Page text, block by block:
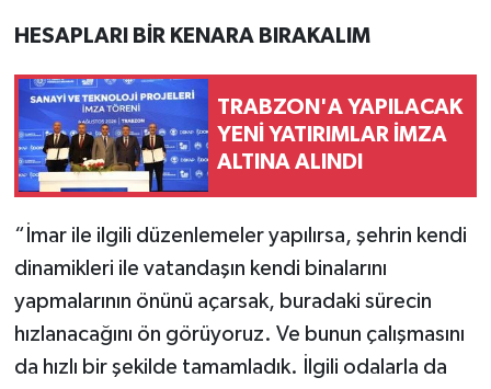
HESAPLARI BİR KENARA BIRAKALIM
TRABZON'A YAPILACAK
YENİ YATIRIMLAR İMZA
ALTINA ALINDI
“İmar ile ilgili düzenlemeler yapılırsa, şehrin kendi
dinamikleri ile vatandaşın kendi binalarını
yapmalarının önünü açarsak, buradaki sürecin
hızlanacağını ön görüyoruz. Ve bunun çalışmasını
da hızlı bir şekilde tamamladık. İlgili odalarla da